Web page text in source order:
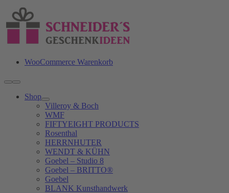
Inhalt
springen
WooCommerce Warenkorb
Toggle
Navigation
Shop
Villeroy & Boch
WMF
FIFTYEIGHT PRODUCTS
Rosenthal
HERRNHUTER
WENDT & KÜHN
Goebel – Studio 8
Goebel – BRITTO®
Goebel
BLANK Kunsthandwerk